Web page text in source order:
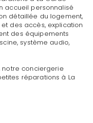
accueil personnalisé
détaillée du logement,
des accès, explication
des équipements
système audio,
notre conciergerie
réparations à La